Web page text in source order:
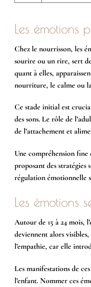
Les émotions
Chez le nourrisson, les
sourire ou un rire, sert
quant à elles,
nourriture, le calme ou
Ce stade initial est
des sons. Le rôle de
de l’attachement et
Une compréhension fine
proposant des stratégies
régulation émotionnelle
Les émotions
Autour de 15 à 24 mois,
deviennent alors
l’empathie, car elle
Les manifestations de
l’enfant. Nommer ces